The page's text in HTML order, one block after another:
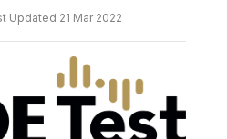
Updated 21 Mar 2022